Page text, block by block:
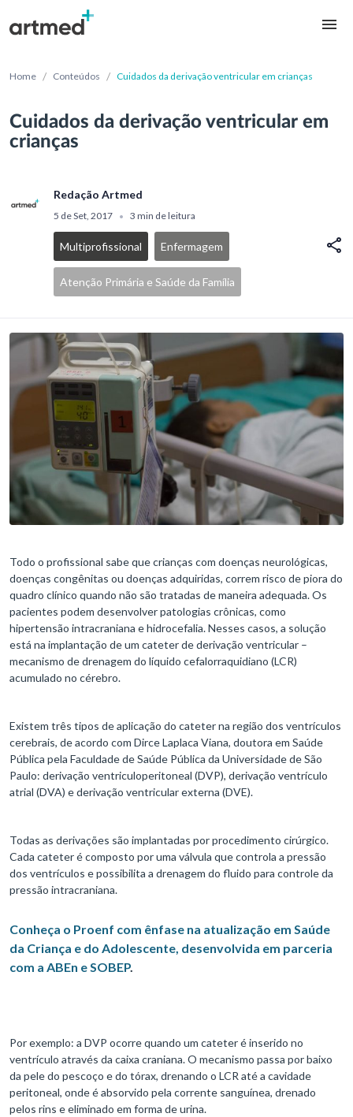
Home / Conteúdos / Cuidados da derivação ventricular em crianças
Cuidados da derivação ventricular em
crianças
Redação Artmed
5 de Set, 2017 • 3 min de leitura
Multiprofissional Enfermagem
Atenção Primária e Saúde da Família
Todo o profissional sabe que crianças com doenças neurológicas,
doenças congênitas ou doenças adquiridas, correm risco de piora do
quadro clínico quando não são tratadas de maneira adequada. Os
pacientes podem desenvolver patologias crônicas, como
hipertensão intracraniana e hidrocefalia. Nesses casos, a solução
está na implantação de um cateter de derivação ventricular –
mecanismo de drenagem do líquido cefalorraquidiano (LCR)
acumulado no cérebro.
Existem três tipos de aplicação do cateter na região dos ventrículos
cerebrais, de acordo com Dirce Laplaca Viana, doutora em Saúde
Pública pela Faculdade de Saúde Pública da Universidade de São
Paulo: derivação ventriculoperitoneal (DVP), derivação ventrículo
atrial (DVA) e derivação ventricular externa (DVE).
Todas as derivações são implantadas por procedimento cirúrgico.
Cada cateter é composto por uma válvula que controla a pressão
dos ventrículos e possibilita a drenagem do fluido para controle da
pressão intracraniana.
Conheça o Proenf com ênfase na atualização em Saúde
da Criança e do Adolescente, desenvolvida em parceria
com a ABEn e SOBEP.
Por exemplo: a DVP ocorre quando um cateter é inserido no
ventrículo através da caixa craniana. O mecanismo passa por baixo
da pele do pescoço e do tórax, drenando o LCR até a cavidade
peritoneal, onde é absorvido pela corrente sanguínea, drenado
pelos rins e eliminado em forma de urina.